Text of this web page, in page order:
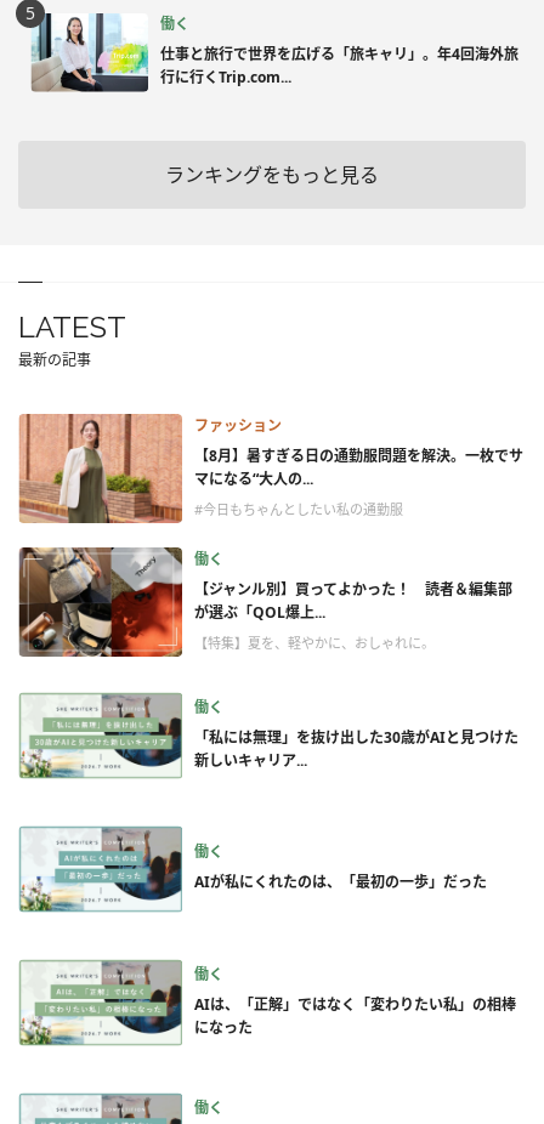
働く
仕事と旅行で世界を広げる「旅キャリ」。年4回海外旅
行に行くTrip.com...
ランキングをもっと見る
LATEST
最新の記事
ファッション
【8月】暑すぎる日の通勤服問題を解決。一枚でサ
マになる“大人の...
#今日もちゃんとしたい私の通勤服
働く
【ジャンル別】買ってよかった！ 読者＆編集部
が選ぶ「QOL爆上...
【特集】夏を、軽やかに、おしゃれに。
働く
「私には無理」を抜け出した30歳がAIと見つけた
新しいキャリア...
働く
AIが私にくれたのは、「最初の一歩」だった
働く
AIは、「正解」ではなく「変わりたい私」の相棒
になった
働く